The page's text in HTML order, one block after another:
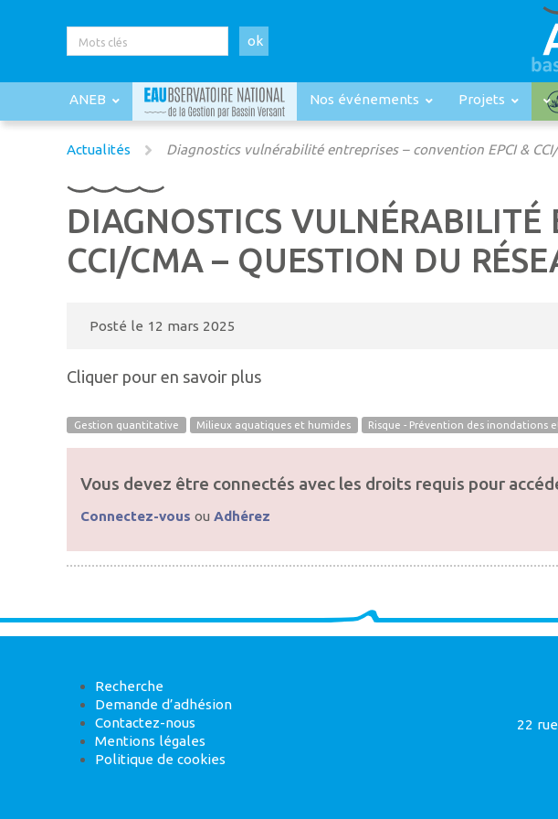
ok
ANEB Nos événements Projets
Actualités Diagnostics vulnérabilité entreprises – convention EPCI & CCI/
DIAGNOSTICS VULNÉRABILITÉ
CCI/CMA – QUESTION DU
Posté le 12 mars 2025
Cliquer pour en savoir plus
Gestion quantitative Milieux aquatiques et humides Risque - Prévention des inondations
Vous devez être connectés avec les droits requis pour
Connectez-vous ouAdhérez
Recherche
Demande d’adhésion
Contactez-nous
Mentions légales
Politique de cookies
22